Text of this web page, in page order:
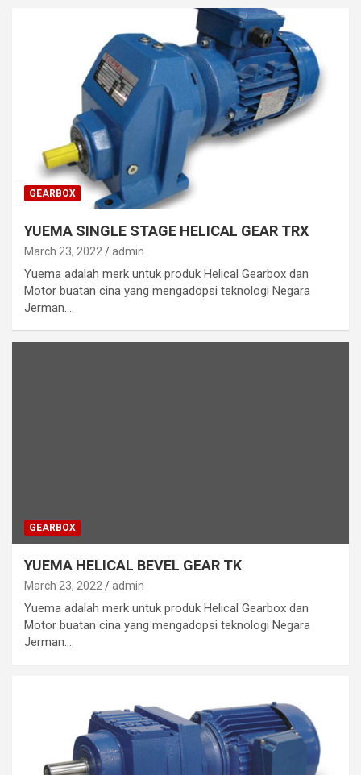
GEARBOX
YUEMA SINGLE STAGE HELICAL GEAR TRX
March 23, 2022 admin
Yuema adalah merk untuk produk Helical Gearbox dan
Motor buatan cina yang mengadopsi teknologi Negara
Jerman.…
GEARBOX
YUEMA HELICAL BEVEL GEAR TK
March 23, 2022 admin
Yuema adalah merk untuk produk Helical Gearbox dan
Motor buatan cina yang mengadopsi teknologi Negara
Jerman.…